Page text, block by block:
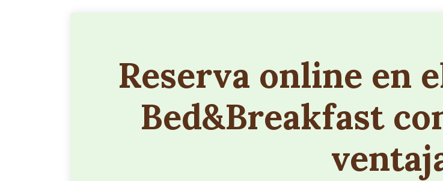
Reserva online en
Bed&Breakfast